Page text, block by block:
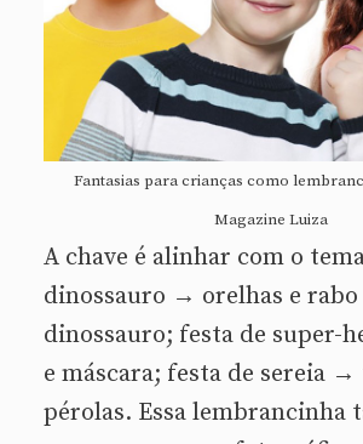
Fantasias para crianças como
Magazine Luiza
A chave é alinhar com o
dinossauro → orelhas e rabo
dinossauro; festa de super-
e máscara; festa de sereia
pérolas. Essa lembrancinha